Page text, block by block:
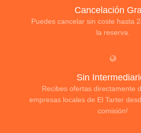
Cancelación
Puedes cancelar sin coste hasta
la reserva.
Sin
Recibes ofertas directamente
empresas locales de El Tarter
comisión!